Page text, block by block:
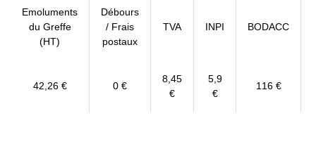
Emoluments
du Greffe
(HT)
Débours
/ Frais
postaux
TVA INPI BODACC
42,26 € 0 €
8,45
€
5,9
€
116 €